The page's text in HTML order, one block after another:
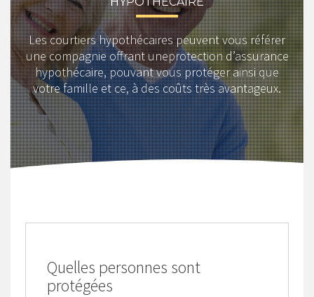
Les courtiers hypothécaires peuvent vous référer
une compagnie offrant uneprotection d’assurance
hypothécaire, pouvant vous protéger ainsi que
votre famille et ce, à des coûts très avantageux.
Quelles personnes sont
protégées